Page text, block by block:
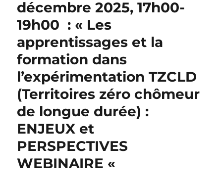
14h30
: »Les
dans
en
décembre 2025, 17h00-
19h00 : « Les
apprentissages et la
formation dans
l’expérimentation TZCLD
(Territoires zéro chômeur
de longue durée) :
ENJEUX et
PERSPECTIVES
WEBINAIRE «